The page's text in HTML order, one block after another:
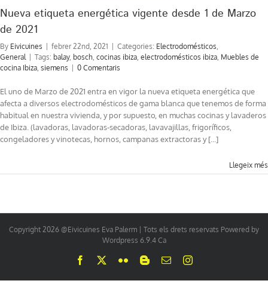
Nueva etiqueta energética vigente desde 1 de Marzo
de 2021
By Eivicuines | febrer 22nd, 2021 | Categories: Electrodomésticos
General | Tags: balay, bosch cocinas ibiza electrodomésticos ibiza Muebles de
cocina Ibiza siemens | 0 Comentaris
El uno de Marzo de 2021 entra en vigor la nueva etiqueta energética que
afecta a diversos electrodomésticos de gama blanca que tenemos de forma
habitual en nuestra vivienda, y por supuesto, en muchas cocinas y lavaderos
de Ibiza. (lavadoras, lavadoras-secadoras, lavavajillas, frigoríficos,
congeladores y vinotecas, hornos, campanas extractoras y [...]
Llegeix més
Copyright 2026 @Eivicuines Eva Palerm | Tots els drets reservats Powered by
Wordpress 6.9.4 Ca
Facebook FlickrBloggerEmail:Instagram